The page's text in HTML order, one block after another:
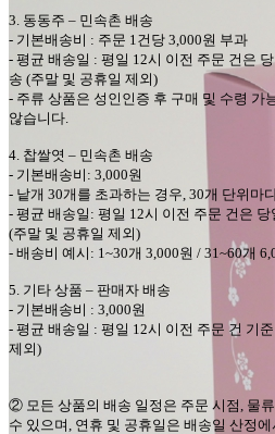
3. 동동주 – 민속촌 배송
- 기본배송비 : 주문 1 건당 3,000원 부과
- 평균 배송일 : 평일 12시 이전 주문 건은
송 (주말 및 공휴일 제외)
- 주류 상품은 성인인증 후 구매 및 수령 가
않습니다
4. 찹쌀엿 – 민속촌 배송
- 기본배송비 : 3,000원
- 낱개 30개를 초과하는 경우 , 30개 단위마
- 평균 배송일 : 평일 12시 이전 주문 건은 당
(주말 및 공휴일 제외)
- 배송비 예시 : 1~30개 3,000원 / 31~60개
5. 기타 상품 – 판매자 배송
- 기본배송비 : 3,000원
- 평균 배송일 : 평일 12시 이전 주문 건 기준
제외)
② 모든 상품의 배송 일정은 주문 시점 물
수 있으며 연휴 및 공휴일은 배송일 산정